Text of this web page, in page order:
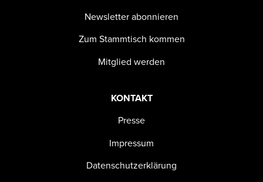
Newsletter abonnieren
Zum Stammtisch kommen
Mitglied werden
KONTAKT
Presse
Impressum
Datenschutzerklärung